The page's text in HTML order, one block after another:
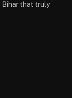
Bihar that truly